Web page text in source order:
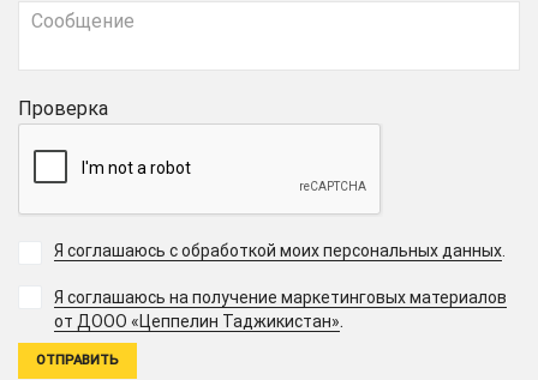
Проверка
Я соглашаюсь с обработкой моих персональных данных.
Я соглашаюсь на получение маркетинговых материалов
от ДООО «Цеппелин Таджикистан».